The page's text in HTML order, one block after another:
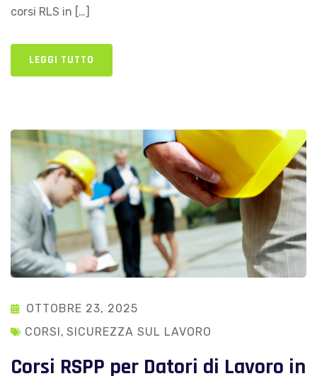
corsi RLS in […]
LEGGI TUTTO
OTTOBRE 23, 2025
CORSI , SICUREZZA SUL LAVORO
Corsi RSPP per Datori di Lavoro in